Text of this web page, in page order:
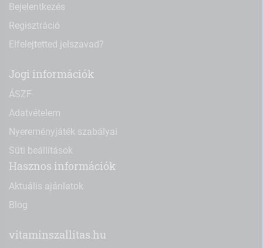
Bejelentkezés
Regisztráció
Elfelejtetted jelszavad?
Jogi információk
ÁSZF
Adatvételem
Nyereményjáték szabályai
Süti beállítások
Hasznos információk
Aktuális ajánlatok
Blog
vitaminszallitas.hu